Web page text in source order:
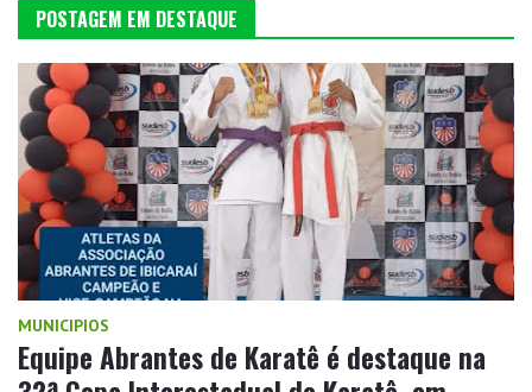
POSTAGEM EM DESTAQUE
MUNICIPIOS
Equipe Abrantes de Karatê é destaque na